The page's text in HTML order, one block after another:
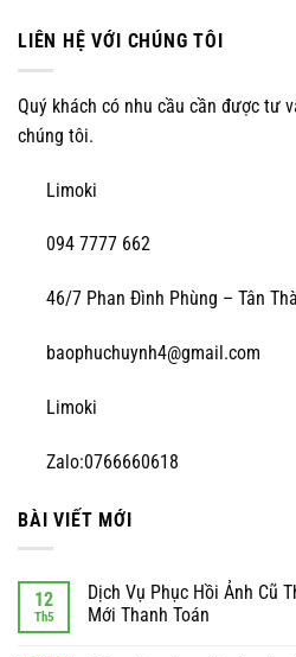
LIÊN HỆ VỚI CHÚNG TÔI
Quý khách có nhu cầu cần được tư
chúng tôi.
Limoki
094 7777 662
46/7 Phan Đình Phùng – Tân
baophuchuynh4@gmail.com
Limoki
Zalo:0766660618
BÀI VIẾT MỚI
12
Th5
Dịch Vụ Phục Hồi Ảnh Cũ
Mới Thanh Toán